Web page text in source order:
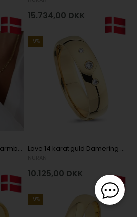
15.734,00 DKK
Italiensk inspireret guld armbånd, 19 cm
19%
Love 14 karat guld Damering med 0,04 ct diamant Wesselton VS i flot brillant slib
10.125,00 DKK
19%